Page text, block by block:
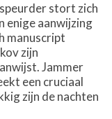
stort zich
enige aanwijzing
manuscript
zijn
Jammer
een cruciaal
zijn de nachten